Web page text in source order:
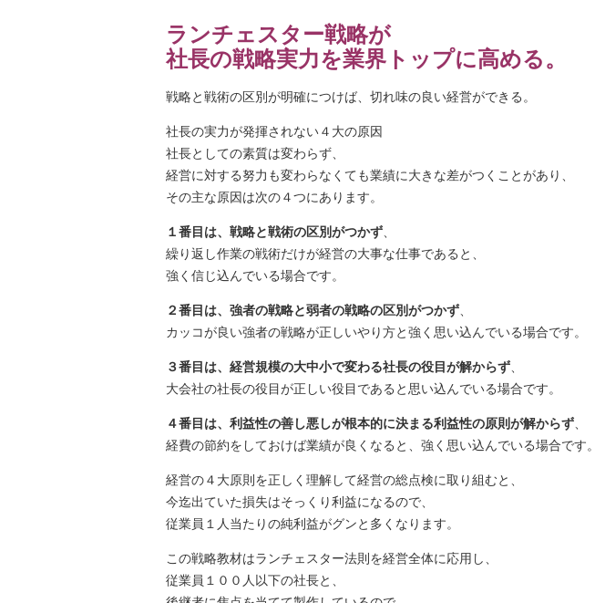
ランチェスター戦略が
社長の戦略実力を業界トップに高める。
戦略と戦術の区別が明確につけば、切れ味の良い経営ができる。
社長の実力が発揮されない４大の原因
社長としての素質は変わらず、
経営に対する努力も変わらなくても業績に大きな差がつくことがあり、
その主な原因は次の４つにあります。
１番目は、戦略と戦術の区別がつかず
繰り返し作業の戦術だけが経営の大事な仕事であると、
強く信じ込んでいる場合です。
２番目は、強者の戦略と弱者の戦略の区別がつかず
カッコが良い強者の戦略が正しいやり方と強く思い込んでいる場合です。
３番目は、経営規模の大中小で変わる社長の役目が解からず
大会社の社長の役目が正しい役目であると思い込んでいる場合です。
４番目は、利益性の善し悪しが根本的に決まる利益性の原則が解からず
経費の節約をしておけば業績が良くなると、強く思い込んでいる場合です。
経営の４大原則を正しく理解して経営の総点検に取り組むと、
今迄出ていた損失はそっくり利益になるので、
従業員１人当たりの純利益がグンと多くなります。
この戦略教材はランチェスター法則を経営全体に応用し、
従業員１００人以下の社長と、